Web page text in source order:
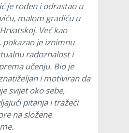
je rođen i odrastao u
malom gradiću u
Već kao
pokazao je iznimnu
radoznalost i
učenju. Bio je
i motiviran da
svijet oko sebe,
pitanja i tražeći
na složene